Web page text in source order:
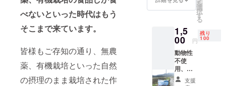
べないといった時代はもう
そこまで来ています。
皆様もご存知の通り、無農
薬、有機栽培といった自然
の摂理のまま栽培された作
学校給
食など
利用い
ただい
ていま
す。
入れる
歯ごた
えが生
まれま
す。 な
により
もグル
テンフ
を
選
択
す
る
1,5
00 円
残り
100
動物性
不使
用、化
学系薬
支援